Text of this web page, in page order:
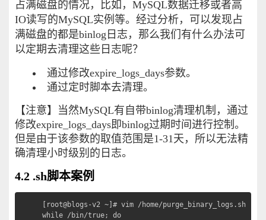
占满磁盘的情况，比如，MySQL数据迁移或者高
IO读写的MySQL实例等。经过分析，可以发现占
满磁盘的都是binlog日志，那么我们有什么办法可
以定期去清理这些日志呢？
通过修改expire_logs_days参数。
通过定时脚本去清理。
【注意】当然MySQL有自带binlog清理机制，通过
修改expire_logs_days即binlog过期时间进行控制。
但是由于该参数的取值范围是1-31天，所以无法精
确清理小时级别的日志。
4.2 .sh脚本案例
[root@blogs-v2 ~]# vim /home/purge_binary_logs.sh
while /bin/true; do